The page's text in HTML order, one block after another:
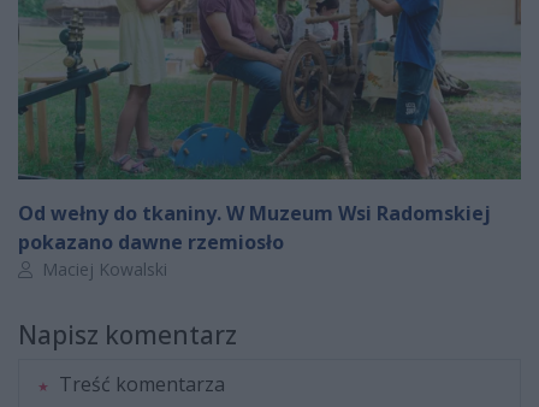
Od wełny do tkaniny. W Muzeum Wsi Radomskiej
pokazano dawne rzemiosło
Autor artykułu:
Maciej Kowalski
Napisz komentarz
Treść komentarza